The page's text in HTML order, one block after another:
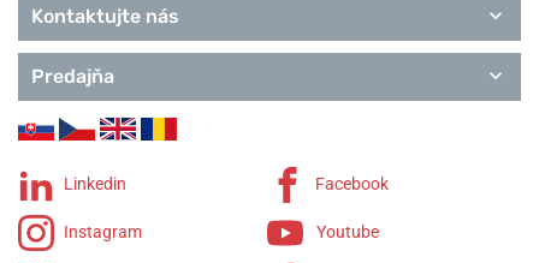
Kontaktujte nás
Predajňa
Linkedin Facebook
Instagram Youtube